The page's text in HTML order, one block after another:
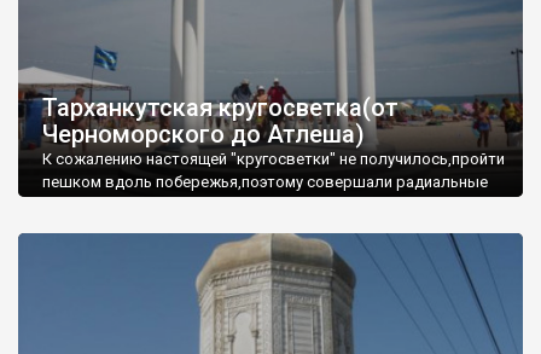
Тарханкутская кругосветка(от
Черноморского до Атлеша)
К сожалению настоящей "кругосветки" не получилось,пройти
пешком вдоль побережья,поэтому совершали радиальные